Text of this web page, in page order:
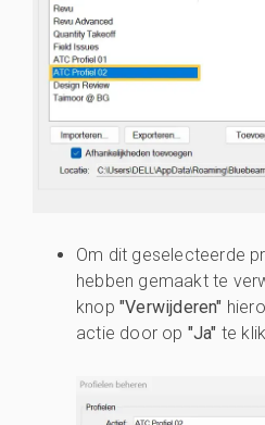
Om dit geselecteerde
hebben gemaakt te
knop "Verwijderen"
actie door op "Ja" te